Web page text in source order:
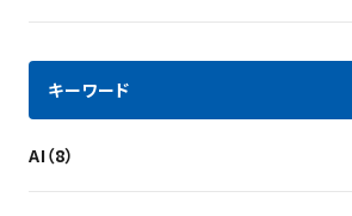
キーワード
AI（8）